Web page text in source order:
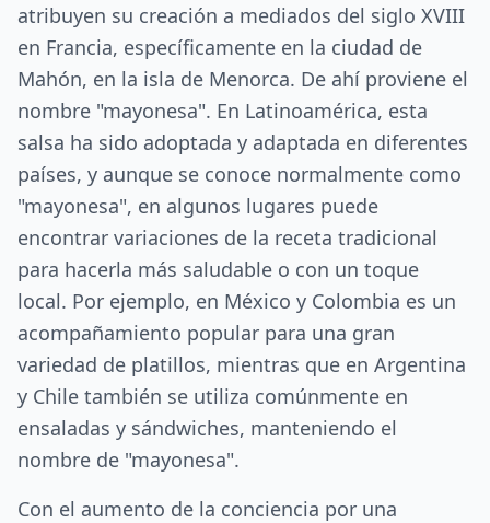
atribuyen su creación a mediados del siglo XVIII
en Francia, específicamente en la ciudad de
Mahón, en la isla de Menorca. De ahí proviene el
nombre "mayonesa". En Latinoamérica, esta
salsa ha sido adoptada y adaptada en diferentes
países, y aunque se conoce normalmente como
"mayonesa", en algunos lugares puede
encontrar variaciones de la receta tradicional
para hacerla más saludable o con un toque
local. Por ejemplo, en México y Colombia es un
acompañamiento popular para una gran
variedad de platillos, mientras que en Argentina
y Chile también se utiliza comúnmente en
ensaladas y sándwiches, manteniendo el
nombre de "mayonesa".
Con el aumento de la conciencia por una